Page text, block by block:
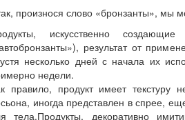
произнося слово «бронзанты», мы
искусственно
результат от
несколько дней с начала их
недели.
правило, продукт имеет текстуру
иногда представлен в спрее,
тела.Продукты, декоративно